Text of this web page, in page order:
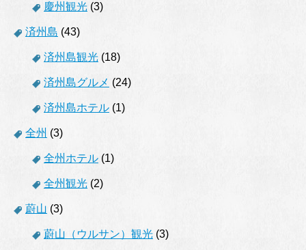
慶州観光 (3)
済州島 (43)
済州島観光 (18)
済州島グルメ (24)
済州島ホテル (1)
全州 (3)
全州ホテル (1)
全州観光 (2)
蔚山 (3)
蔚山（ウルサン）観光 (3)